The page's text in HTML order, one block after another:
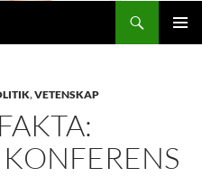
,VETENSKAP